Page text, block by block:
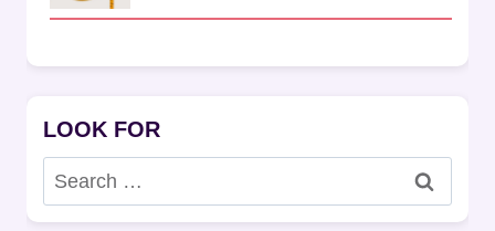
LOOK FOR
Search
for: